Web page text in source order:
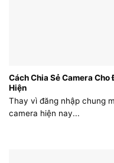
Cách Chia Sẻ Camera
Hiện
Thay vì đăng nhập chung
camera hiện nay...